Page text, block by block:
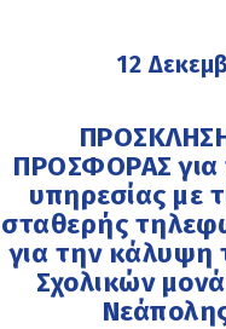
12
ΠΡΟΣΦΟΡΑΣ για
υπηρεσίας με
σταθερής
για την
Σχολικών